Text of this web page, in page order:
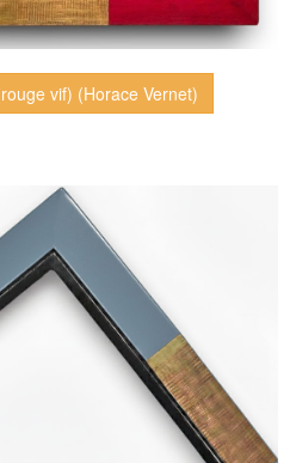
vif) (Horace Vernet)